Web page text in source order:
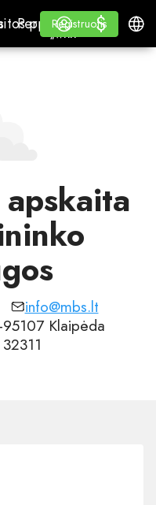
programa
programa
Perpardavėjams
„WHITE LABEL“
Mokymasis
Mokymasis
Registruotis
Registruotis
Prisijungti
$
$
info@mbs.lt
Klaipėda